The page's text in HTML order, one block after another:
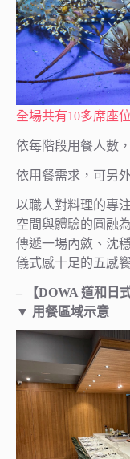
全場共有10多席座
依每階段用餐人數
依用餐需求，可另
以職人對料理的專
空間與體驗的圓融為
傳遞一場內斂、沈
儀式感十足的五感
– 【DOWA 道和日
▼ 用餐區域示意